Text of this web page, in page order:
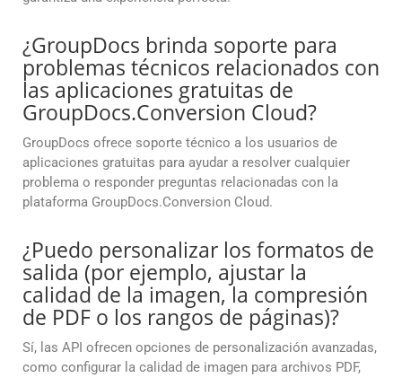
¿GroupDocs brinda soporte para
problemas técnicos relacionados con
las aplicaciones gratuitas de
GroupDocs.Conversion Cloud?
GroupDocs ofrece soporte técnico a los usuarios de
aplicaciones gratuitas para ayudar a resolver cualquier
problema o responder preguntas relacionadas con la
plataforma GroupDocs.Conversion Cloud.
¿Puedo personalizar los formatos de
salida (por ejemplo, ajustar la
calidad de la imagen, la compresión
de PDF o los rangos de páginas)?
Sí, las API ofrecen opciones de personalización avanzadas,
como configurar la calidad de imagen para archivos PDF,